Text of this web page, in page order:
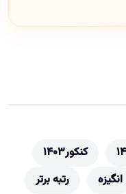
کنکور۱۴۰۳
انگیزه رتبه برتر